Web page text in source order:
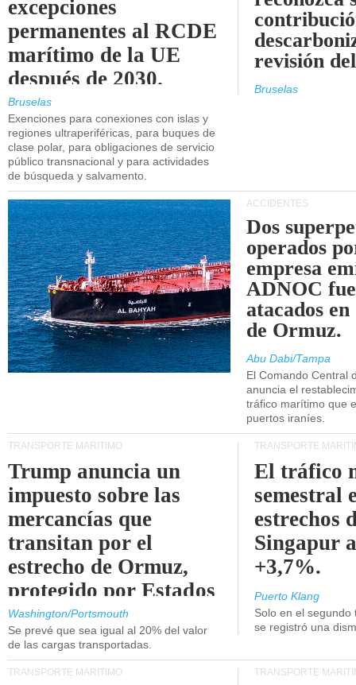
excepciones
permanentes al RCDE
marítimo de la UE
después de 2030.
Bruselas
Exenciones para conexiones con islas y
regiones ultraperiféricas, para buques de
clase polar, para obligaciones de servicio
público transnacional y para actividades
de búsqueda y salvamento.
revisión
Bruselas
ACCIDENTES
Dos
operados
empresa
ADNOC
atacados
de Ormuz.
Abu Dabi/Tampa
El Comando Central
anuncia el
tráfico marítimo que
puertos iraníes.
TRANSPORTE MARÍTIMO
Trump anuncia un
impuesto sobre las
mercancías que
transitan por el
estrecho de Ormuz,
protegido por Estados
Unidos.
Washington/Portsmouth
Se prevé que sea igual al 20% del valor
de las cargas transportadas.
TRANSPORTE
El tráfico
semestral
estrechos
Singapur
+3,7%.
Puerto Klang
Solo en el
se registró una
TRANSPORTE MARÍTIMO TRANSPORTE